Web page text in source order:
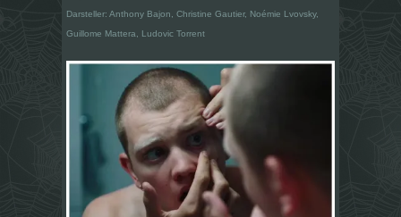
Darsteller: Anthony Bajon, Christine Gautier, Noémie Lvovsky,
Guillome Mattera, Ludovic Torrent